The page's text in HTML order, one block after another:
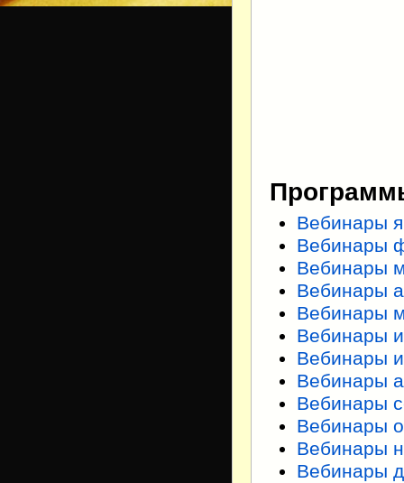
Вебинары
Вебинары
Вебинары
Вебинары
Вебинары
Вебинары
Вебинары
Вебинары
Вебинары
Вебинары
Вебинары
Вебинары